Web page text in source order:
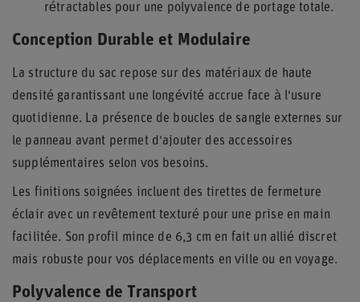
rétractables pour une polyvalence de portage totale.
Conception Durable et Modulaire
La structure du sac repose sur des matériaux de haute
densité garantissant une longévité accrue face à l'usure
quotidienne. La présence de boucles de sangle externes sur
le panneau avant permet d'ajouter des accessoires
supplémentaires selon vos besoins.
Les finitions soignées incluent des tirettes de fermeture
éclair avec un revêtement texturé pour une prise en main
facilitée. Son profil mince de 6,3 cm en fait un allié discret
mais robuste pour vos déplacements en ville ou en voyage.
Polyvalence de Transport